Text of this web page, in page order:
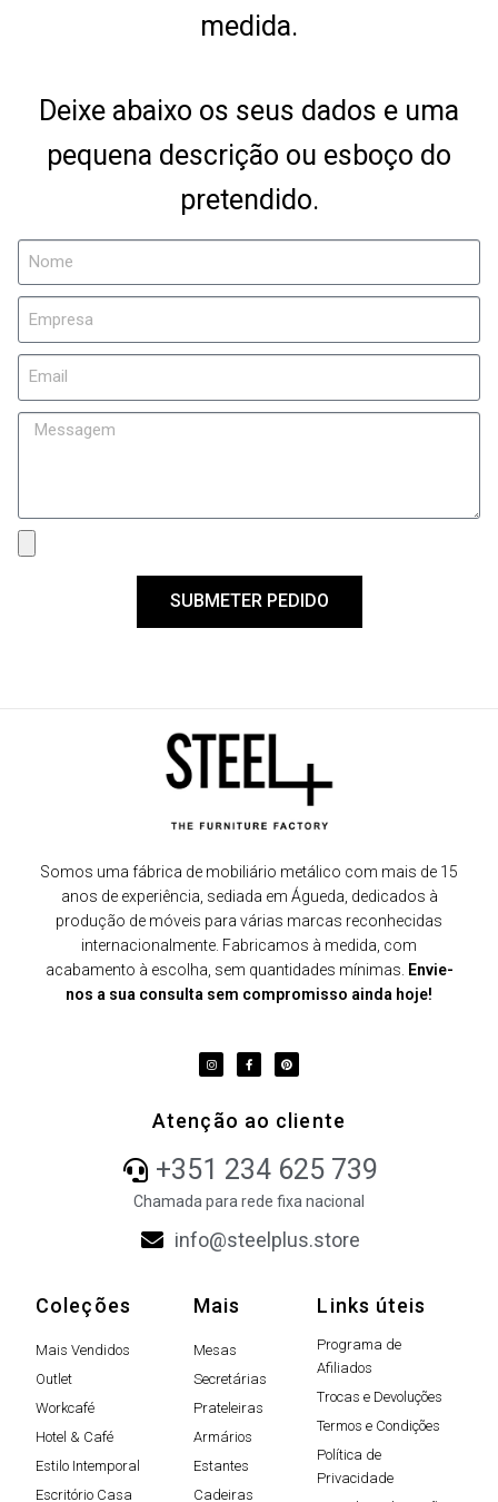
medida.
Deixe abaixo os seus dados e uma
pequena descrição ou esboço do
pretendido.
SUBMETER PEDIDO
Somos uma fábrica de mobiliário metálico com mais de 15
anos de experiência, sediada em Águeda, dedicados à
produção de móveis para várias marcas reconhecidas
internacionalmente. Fabricamos à medida, com
acabamento à escolha, sem quantidades mínimas. Envie-
nos a sua consulta sem compromisso ainda hoje!
Atenção ao cliente
+351 234 625 739
Chamada para rede fixa nacional
info@steelplus.store
Coleções
Mais Vendidos
Outlet
Workcafé
Hotel & Café
Estilo Intemporal
Escritório Casa
Mais
Mesas
Secretárias
Prateleiras
Armários
Estantes
Cadeiras
Links úteis
Programa de
Afiliados
Trocas e Devoluções
Termos e Condições
Política de
Privacidade